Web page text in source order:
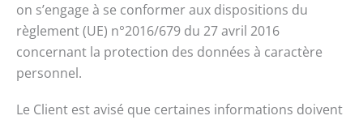
on s’engage à se conformer aux dispositions du
règlement (UE) n°2016/679 du 27 avril 2016
concernant la protection des données à caractère
personnel.
Le Client est avisé que certaines informations doivent